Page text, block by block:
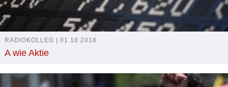
RADIOKOLLEG | 01 10 2018
A wie Aktie